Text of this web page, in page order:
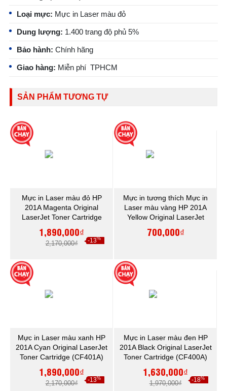
Loại mực: Mực in Laser màu đỏ
Dung lượng: 1.400 trang độ phủ 5%
Bảo hành: Chính hãng
Giao hàng: Miễn phí TPHCM
SẢN PHẨM TƯƠNG TỰ
Mực in Laser màu đỏ HP
201A Magenta Original
LaserJet Toner Cartridge
1,890,000₫
2,170,000₫ -13%
Mực in tương thích Mực in
Laser màu vàng HP 201A
Yellow Original LaserJet
700,000₫
Mực in Laser màu xanh HP
201A Cyan Original LaserJet
Toner Cartridge (CF401A)
1,890,000₫
2,170,000₫ -13%
Mực in Laser màu đen HP
201A Black Original LaserJet
Toner Cartridge (CF400A)
1,630,000₫
1,970,000₫ -18%